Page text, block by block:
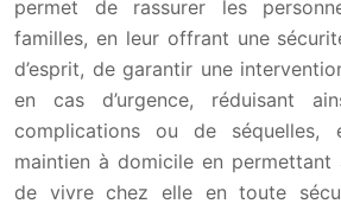
permet de rassurer les
familles, en leur offrant une
d’esprit, de garantir une
en cas d’urgence, réduisant
complications ou de
maintien à domicile en permettant
de vivre chez elle en toute